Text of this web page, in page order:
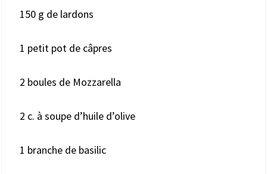
150 g de lardons
1 petit pot de câpres
2 boules de Mozzarella
2 c. à soupe d’huile d’olive
1 branche de basilic